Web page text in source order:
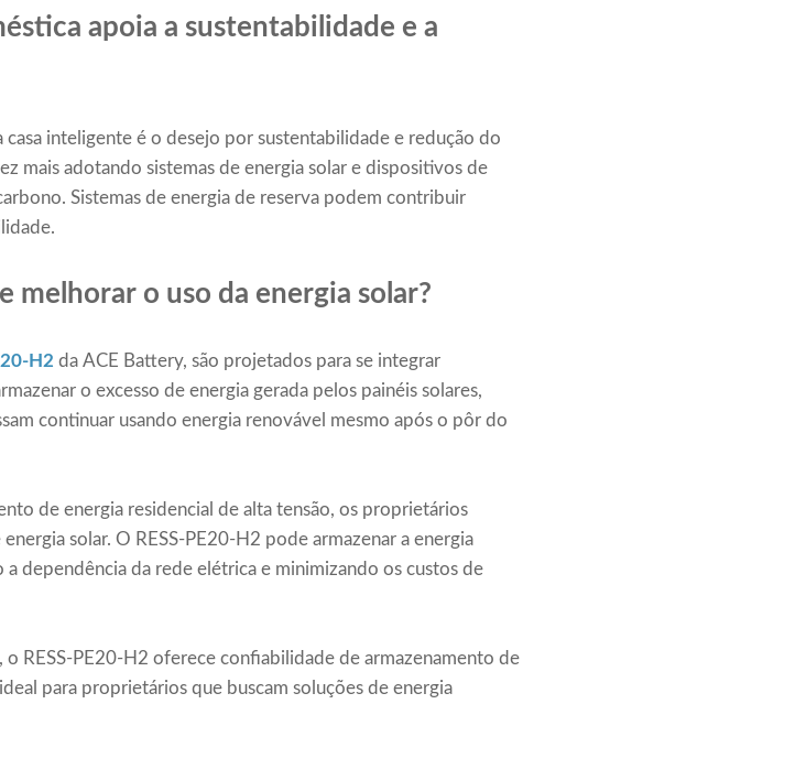
apoia a sustentabilidade e a
inteligente é o desejo por sustentabilidade e redução do
mais adotando sistemas de energia solar e dispositivos de
Sistemas de energia de reserva podem contribuir
melhorar o uso da energia solar?
H2 da ACE Battery, são projetados para se integrar
o excesso de energia gerada pelos painéis solares,
continuar usando energia renovável mesmo após o pôr do
de energia residencial de alta tensão, os proprietários
solar. O RESS-PE20-H2 pode armazenar a energia
dependência da rede elétrica e minimizando os custos de
RESS-PE20-H2 oferece confiabilidade de armazenamento de
para proprietários que buscam soluções de energia